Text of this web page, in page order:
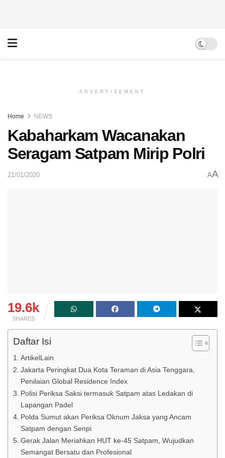
ADVERTISEMENT
Home NEWS
Kabaharkam Wacanakan
Seragam Satpam Mirip Polri
21/01/2020 AA
19.6k
SHARES
Daftar Isi
ArtikelLain
Jakarta Peringkat Dua Kota Teraman di Asia Tenggara,
Penilaian Global Residence Index
Polisi Periksa Saksi termasuk Satpam atas Ledakan di
Lapangan Padel
Polda Sumut akan Periksa Oknum Jaksa yang Ancam
Satpam dengan Senpi
Gerak Jalan Meriahkan HUT ke-45 Satpam, Wujudkan
Semangat Bersatu dan Profesional